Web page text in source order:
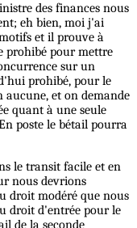
des finances nous
eh bien, moi j'ai
et il prouve à
prohibé pour mettre
sur un
prohibé, pour le
aucune, et on demande
quant à une seule
poste le bétail pourra
le transit facile et en
nous devrions
droit modéré que nous
droit d'entrée pour le
de la seconde